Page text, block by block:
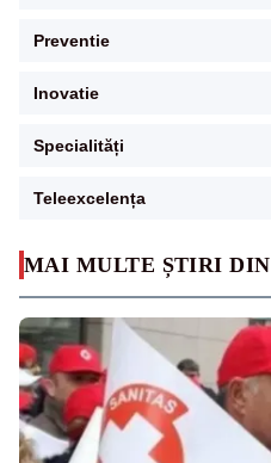
MAI MULTE ȘTIRI DIN
Preventie
Inovatie
Specialități
Teleexcelența